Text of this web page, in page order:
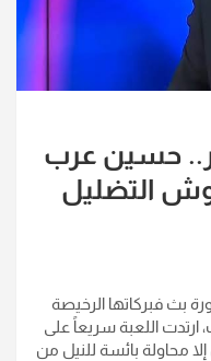
حسين عرب
التضليل​
بث فبركاتها الرخيصة
اللعبة سريعاً على
محاولة بائسة للنيل من